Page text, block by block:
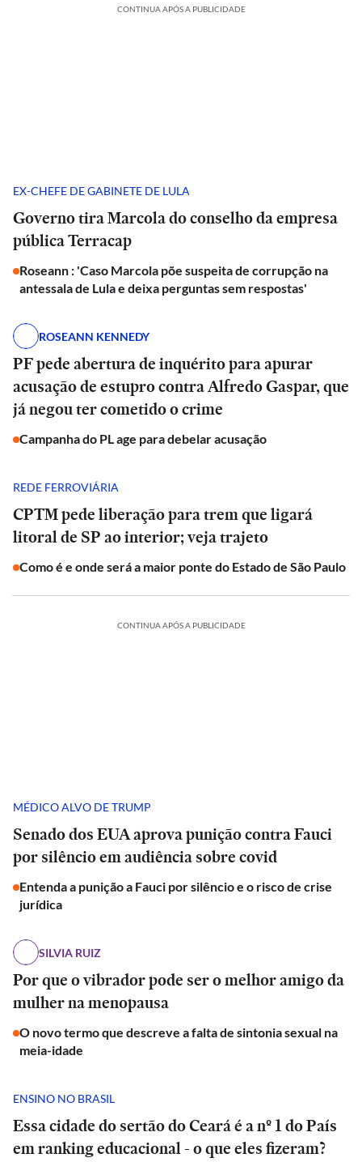
CONTINUA APÓS A PUBLICIDADE
EX-CHEFE DE GABINETE DE LULA
Governo tira Marcola do conselho da empresa
pública Terracap
Roseann : 'Caso Marcola põe suspeita de corrupção na
antessala de Lula e deixa perguntas sem respostas'
ROSEANN KENNEDY
PF pede abertura de inquérito para apurar
acusação de estupro contra Alfredo Gaspar, que
já negou ter cometido o crime
Campanha do PL age para debelar acusação
REDE FERROVIÁRIA
CPTM pede liberação para trem que ligará
litoral de SP ao interior; veja trajeto
Como é e onde será a maior ponte do Estado de São Paulo
CONTINUA APÓS A PUBLICIDADE
MÉDICO ALVO DE TRUMP
Senado dos EUA aprova punição contra Fauci
por silêncio em audiência sobre covid
Entenda a punição a Fauci por silêncio e o risco de crise
jurídica
SILVIA RUIZ
Por que o vibrador pode ser o melhor amigo da
mulher na menopausa
O novo termo que descreve a falta de sintonia sexual na
meia-idade
ENSINO NO BRASIL
Essa cidade do sertão do Ceará é a nº 1 do País
em ranking educacional - o que eles fizeram?